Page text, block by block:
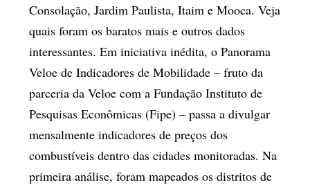
Consolação, Jardim Paulista, Itaim e Mooca. Veja
quais foram os baratos mais e outros dados
interessantes. Em iniciativa inédita, o Panorama
Veloe de Indicadores de Mobilidade – fruto da
parceria da Veloe com a Fundação Instituto de
Pesquisas Econômicas (Fipe) – passa a divulgar
mensalmente indicadores de preços dos
combustíveis dentro das cidades monitoradas. Na
primeira análise, foram mapeados os distritos de